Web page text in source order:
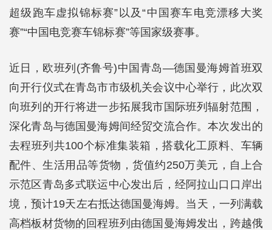
超级跑车虚拟锦标赛”以及“中国赛车电竞漂移大奖
赛”“中国电竞赛车锦标赛”等国家级赛事。
近日，欧班列(齐鲁号)中国青岛—德国曼海姆首班双
向开行仪式在青岛市市级机关会议中心举行，此次双
向班列的开行将进一步拓展我市国际班列辐射范围，
深化青岛与德国曼海姆间经贸交流合作。本次发出的
去程班列共100个标准集装箱，搭载化工原料、车辆
配件、生活用品等货物，货值约250万美元，自上合
示范区青岛多式联运中心发出后，经阿拉山口口岸出
境，预计19天左右抵达德国曼海姆。当天，一列满载
高档板材货物的回程班列由德国曼海姆发出，跨越俄